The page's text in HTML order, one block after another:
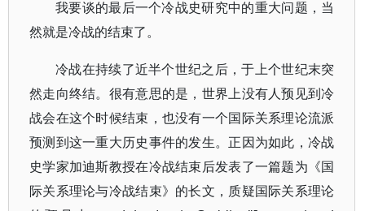
我要谈的最后一个冷战史研究中的重大问题，当
然就是冷战的结束了。
冷战在持续了近半个世纪之后，于上个世纪末突
然走向终结。很有意思的是，世界上没有人预见到冷
战会在这个时候结束，也没有一个国际关系理论流派
预测到这一重大历史事件的发生。正因为如此，冷战
史学家加迪斯教授在冷战结束后发表了一篇题为《国
际关系理论与冷战结束》的长文，质疑国际关系理论